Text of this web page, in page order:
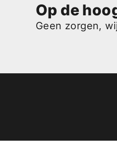
Op de
Geen zorgen,